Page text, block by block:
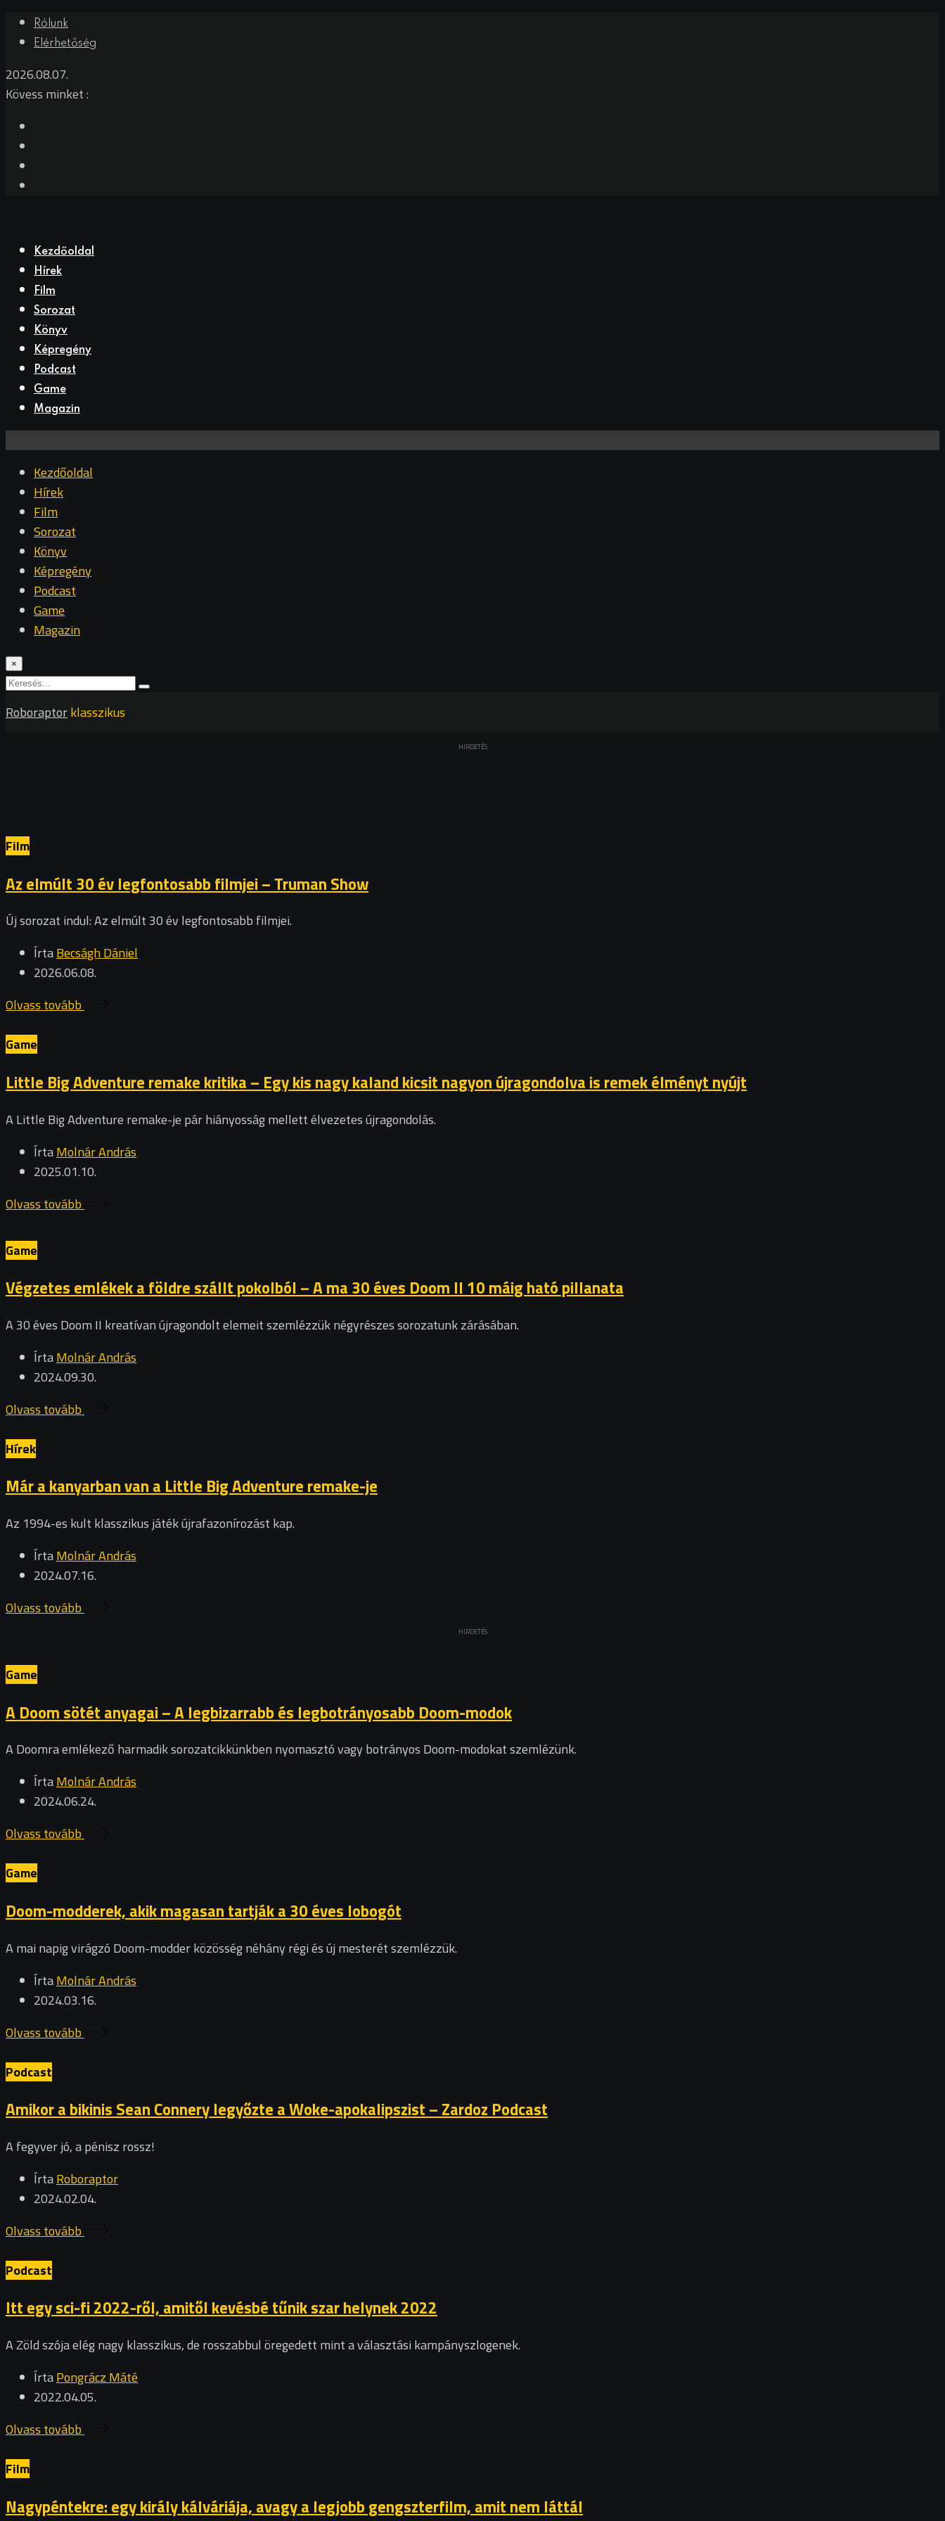
Rólunk
Elérhetőség
2026.08.07.
Kövess minket :
Kezdőoldal
Hírek
Film
Sorozat
Könyv
Képregény
Podcast
Game
Magazin
Kezdőoldal
Hírek
Film
Sorozat
Könyv
Képregény
Podcast
Game
Magazin
×
Roboraptorklasszikus
HIRDETÉS
Film
Az elmúlt 30 év legfontosabb filmjei – Truman Show
Új sorozat indul: Az elmúlt 30 év legfontosabb filmjei.
ÍrtaBecságh Dániel
2026.06.08.
Olvass tovább
Game
Little Big Adventure remake kritika – Egy kis nagy kaland kicsit nagyon újragondolva is remek élményt nyújt
A Little Big Adventure remake-je pár hiányosság mellett élvezetes újragondolás.
ÍrtaMolnár András
2025.01.10.
Olvass tovább
Game
Végzetes emlékek a földre szállt pokolból – A ma 30 éves Doom II 10 máig ható pillanata
A 30 éves Doom II kreatívan újragondolt elemeit szemlézzük négyrészes sorozatunk zárásában.
ÍrtaMolnár András
2024.09.30.
Olvass tovább
Hírek
Már a kanyarban van a Little Big Adventure remake-je
Az 1994-es kult klasszikus játék újrafazonírozást kap.
ÍrtaMolnár András
2024.07.16.
Olvass tovább
HIRDETÉS
Game
A Doom sötét anyagai – A legbizarrabb és legbotrányosabb Doom-modok
A Doomra emlékező harmadik sorozatcikkünkben nyomasztó vagy botrányos Doom-modokat szemlézünk.
ÍrtaMolnár András
2024.06.24.
Olvass tovább
Game
Doom-modderek, akik magasan tartják a 30 éves lobogót
A mai napig virágzó Doom-modder közösség néhány régi és új mesterét szemlézzük.
ÍrtaMolnár András
2024.03.16.
Olvass tovább
Podcast
Amikor a bikinis Sean Connery legyőzte a Woke-apokalipszist – Zardoz Podcast
A fegyver jó, a pénisz rossz!
ÍrtaRoboraptor
2024.02.04.
Olvass tovább
Podcast
Itt egy sci-fi 2022-ről, amitől kevésbé tűnik szar helynek 2022
A Zöld szója elég nagy klasszikus, de rosszabbul öregedett mint a választási kampányszlogenek.
ÍrtaPongrácz Máté
2022.04.05.
Olvass tovább
Film
Nagypéntekre: egy király kálváriája, avagy a legjobb gengszterfilm, amit nem láttál